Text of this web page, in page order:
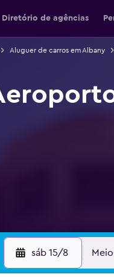
Diretório de agências
Aluguer de carros em Albany
sáb 15/8